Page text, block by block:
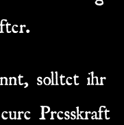
solltet ihr
Presskraft